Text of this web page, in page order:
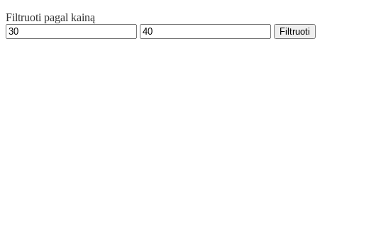
Filtruoti pagal kainą
Min
kaina
Maks
kaina
Filtruoti